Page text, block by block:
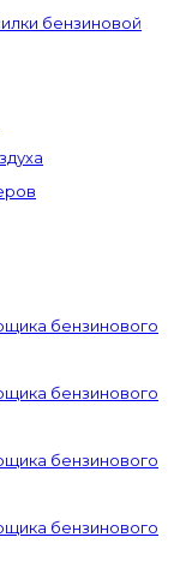
бензиновой
бензинового
бензинового
бензинового
бензинового